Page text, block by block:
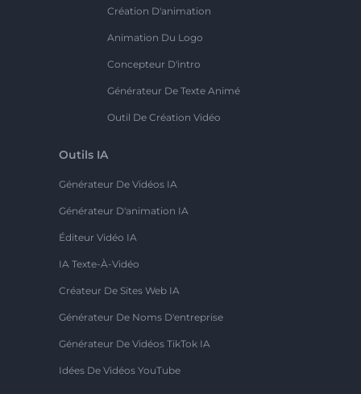
Création D'animation
Animation Du Logo
Concepteur D'intro
Générateur De Texte Animé
Outil De Création Vidéo
Outils IA
Générateur De Vidéos IA
Générateur D'animation IA
Éditeur Vidéo IA
IA Texte-À-Vidéo
Créateur De Sites Web IA
Générateur De Noms D'entreprise
Générateur De Vidéos TikTok IA
Idées De Vidéos YouTube